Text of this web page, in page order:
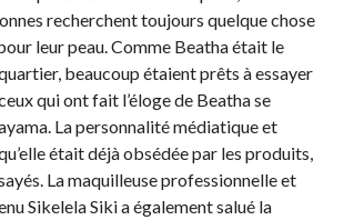
recherchent toujours quelque chose
leur peau. Comme Beatha était le
beaucoup étaient prêts à essayer
qui ont fait l’éloge de Beatha se
La personnalité médiatique et
était déjà obsédée par les produits,
La maquilleuse professionnelle et
Sikelela Siki a également salué la